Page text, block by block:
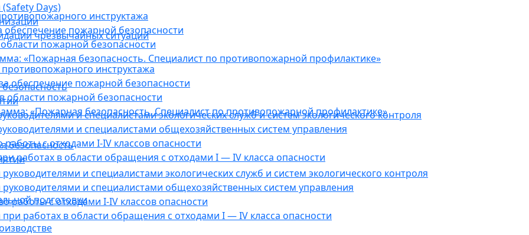
инструктажа
пожарной безопасности
пожарной безопасности
«Пожарная безопасность. Специалист по противопожарной профилактике»
и специалистами экологических служб и систем экологического контроля
и специалистами общехозяйственных систем управления
с отходами I-IV классов опасности
работах в области обращения с отходами I — IV класса опасности
подготовки
Days)
чрезвычайных ситуаций
инструктажа
обеспечение пожарной безопасности
пожарной безопасности
«Пожарная безопасность. Специалист по противопожарной профилактике»
безопасность
и специалистами экологических служб и систем экологического контроля
и специалистами общехозяйственных систем управления
работы с отходами I-IV классов опасности
работах в области обращения с отходами I — IV класса опасности